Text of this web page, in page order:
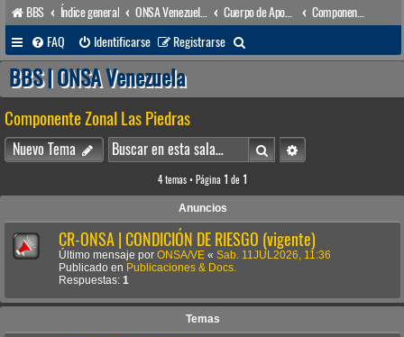
BBS Índice general
FAQ
Identificarse Registrarse
u
a
r
BBS | ONSA Venezuela
Componente Zonal Las Piedras
Nuevo Tema BuscarBúsqueda avanzada
4 temas • Página 1 de 1
Anuncios
CR-ONSA | CONDICIÓN DE RIESGO (vigente)
Último mensaje por ONSA/VE « Sab. 11JUL2026, 11:36
Publicado en Publicaciones & Docs.
Respuestas: 1
Temas